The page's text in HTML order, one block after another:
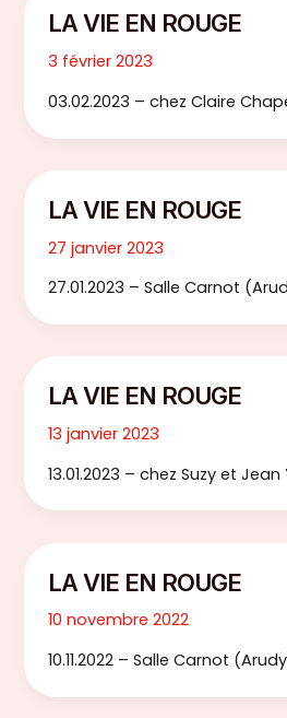
LA VIE EN ROUGE
3 février 2023
03.02.2023 – chez Claire
LA VIE EN ROUGE
27 janvier 2023
27.01.2023 – Salle Carnot
LA VIE EN ROUGE
13 janvier 2023
13.01.2023 – chez Suzy et
LA VIE EN ROUGE
10 novembre 2022
10.11.2022 – Salle Carnot